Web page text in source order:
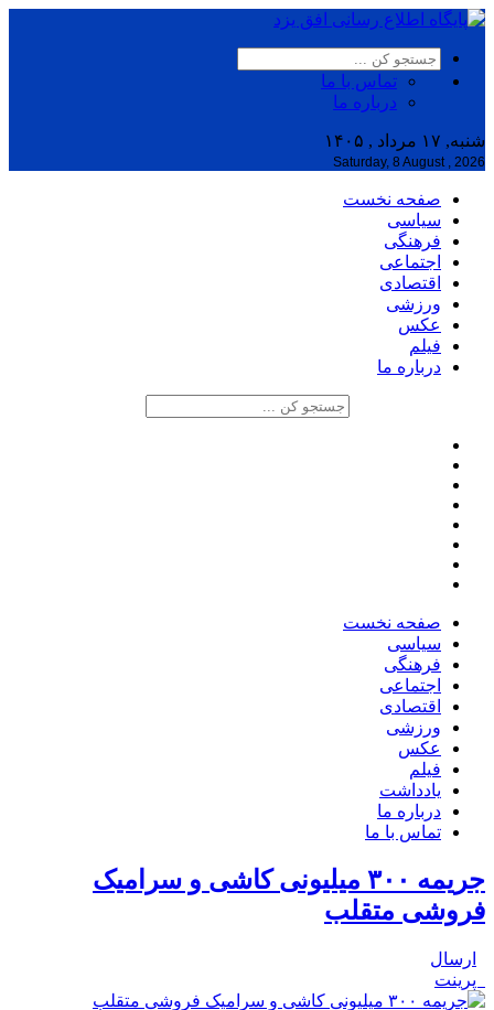
تماس با ما
درباره ما
شنبه, ۱۷ مرداد , ۱۴۰۵
Saturday, 8 August , 2026
صفحه نخست
سیاسی
فرهنگی
اجتماعی
اقتصادی
ورزشی
عکس
فیلم
درباره ما
صفحه نخست
سیاسی
فرهنگی
اجتماعی
اقتصادی
ورزشی
عکس
فیلم
یادداشت
درباره ما
تماس با ما
جریمه ۳۰۰ میلیونی کاشی و سرامیک
فروشی متقلب
ارسال
پرینت